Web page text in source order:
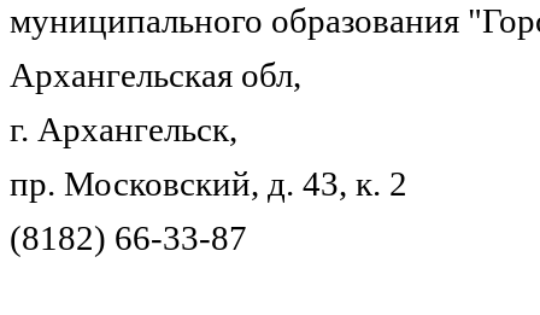
муниципального образования
Архангельская обл,
г. Архангельск,
пр. Московский, д. 43, к. 2
(8182) 66-33-87